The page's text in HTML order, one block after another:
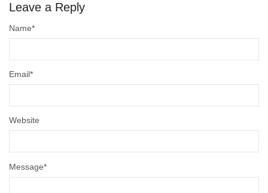
Leave a Reply
Message*
Name*
Email*
Website